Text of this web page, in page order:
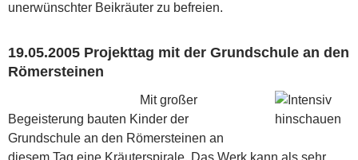
unerwünschter Beikräuter zu befreien.
19.05.2005 Projekttag mit der Grundschule an den
Römersteinen
Mit großer
Begeisterung bauten Kinder der
Grundschule an den Römersteinen an
diesem Tag eine Kräuterspirale. Das Werk kann als sehr